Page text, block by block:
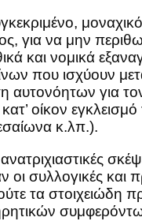
για να μην
και νομικά
που ισχύουν
αυτονόητων για
οίκον
κ.λπ.).
οι συλλογικές και
τα στοιχειώδη